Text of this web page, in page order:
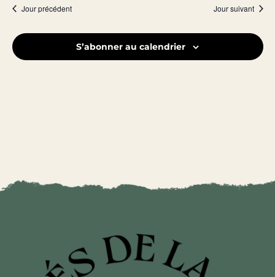
Jour précédent Jour suivant
S’abonner au calendrier